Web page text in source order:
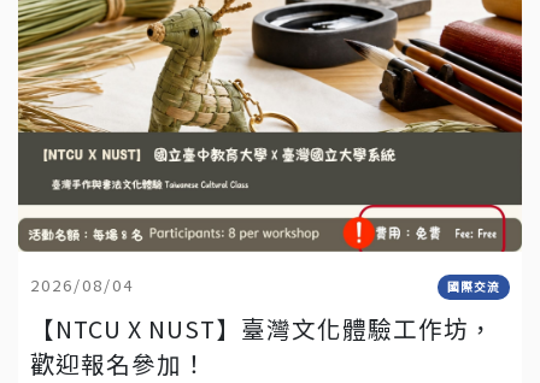
2026/08/04 國際交流
【NTCU X NUST】臺灣文化體驗工作坊，
歡迎報名參加！